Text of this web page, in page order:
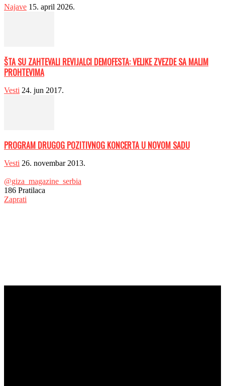
Najave 15. april 2026.
ŠTA SU ZAHTEVALI REVIJALCI DEMOFESTA: VELIKE ZVEZDE SA MALIM
PROHTEVIMA
Vesti 24. jun 2017.
PROGRAM DRUGOG POZITIVNOG KONCERTA U NOVOM SADU
Vesti 26. novembar 2013.
@giza_magazine_serbia
186 Pratilaca
Zaprati